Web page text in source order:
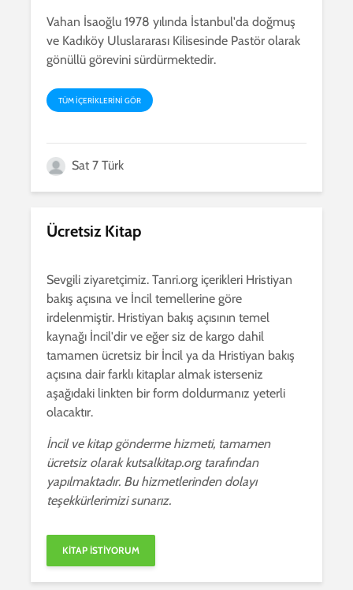
Vahan İsaoğlu 1978 yılında İstanbul'da doğmuş
ve Kadıköy Uluslararası Kilisesinde Pastör olarak
gönüllü görevini sürdürmektedir.
TÜM IÇERIKLERINI GÖR
Sat 7 Türk
Ücretsiz Kitap
Sevgili ziyaretçimiz. Tanri.org içerikleri Hristiyan
bakış açısına ve İncil temellerine göre
irdelenmiştir. Hristiyan bakış açısının temel
kaynağı İncil'dir ve eğer siz de kargo dahil
tamamen ücretsiz bir İncil ya da Hristiyan bakış
açısına dair farklı kitaplar almak isterseniz
aşağıdaki linkten bir form doldurmanız yeterli
olacaktır.
İncil ve kitap gönderme hizmeti, tamamen
ücretsiz olarak kutsalkitap.org tarafından
yapılmaktadır. Bu hizmetlerinden dolayı
teşekkürlerimizi sunarız.